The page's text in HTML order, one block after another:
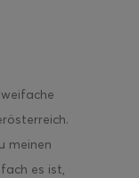
meinen
es ist,